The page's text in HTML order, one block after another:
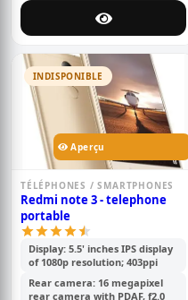
INDISPONIBLE
Aperçu
TÉLÉPHONES / SMARTPHONES
Redmi note 3 - telephone
portable
Display: 5.5' inches IPS display
of 1080p resolution; 403ppi
Rear camera: 16 megapixel
rear camera with PDAF, f2.0